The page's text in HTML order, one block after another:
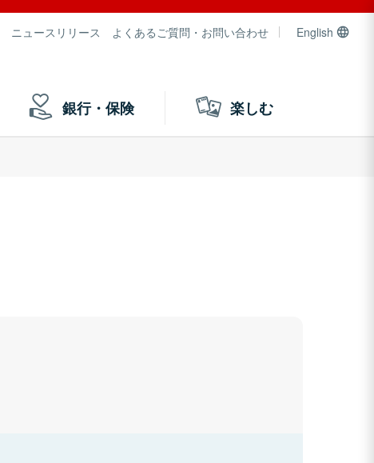
ニュースリリース よくあるご質問・お問い合わせ English
銀行・保険 楽しむ